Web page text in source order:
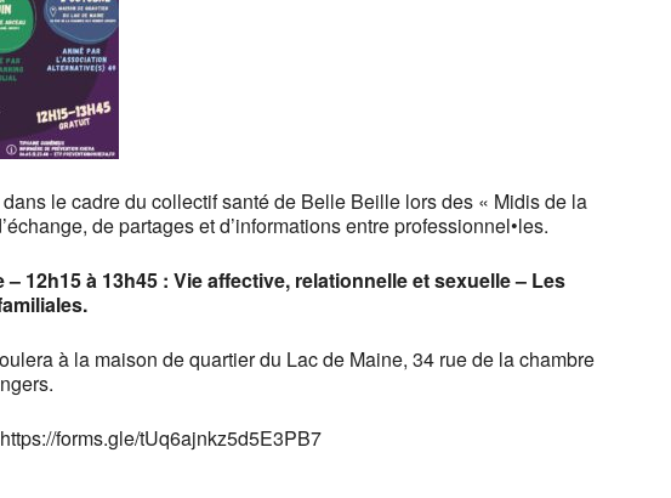
le cadre du collectif santé de Belle Beille lors des « Midis de la
de partages et d’informations entre professionnel•les.
12h15 à 13h45 : Vie affective, relationnelle et sexuelle – Les
à la maison de quartier du Lac de Maine, 34 rue de la chambre
forms.gle/tUq6ajnkz5d5E3PB7